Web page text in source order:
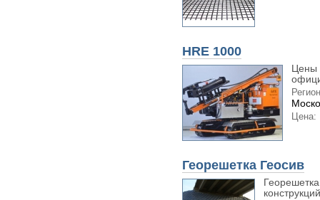
HRE 1000
Цены
Цена:
Георешетка Геосив